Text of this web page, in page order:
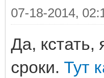
07-18-2014,
Да,
сроки. Тут